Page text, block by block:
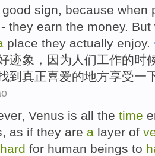
good sign, because when
- they earn the money. But
place they actually enjoy.
迹象 ， 因为 人们工作的时
到 真正喜爱的地方享受一
, Venus is all the time
, as if they are a layer of
hard for human beings to